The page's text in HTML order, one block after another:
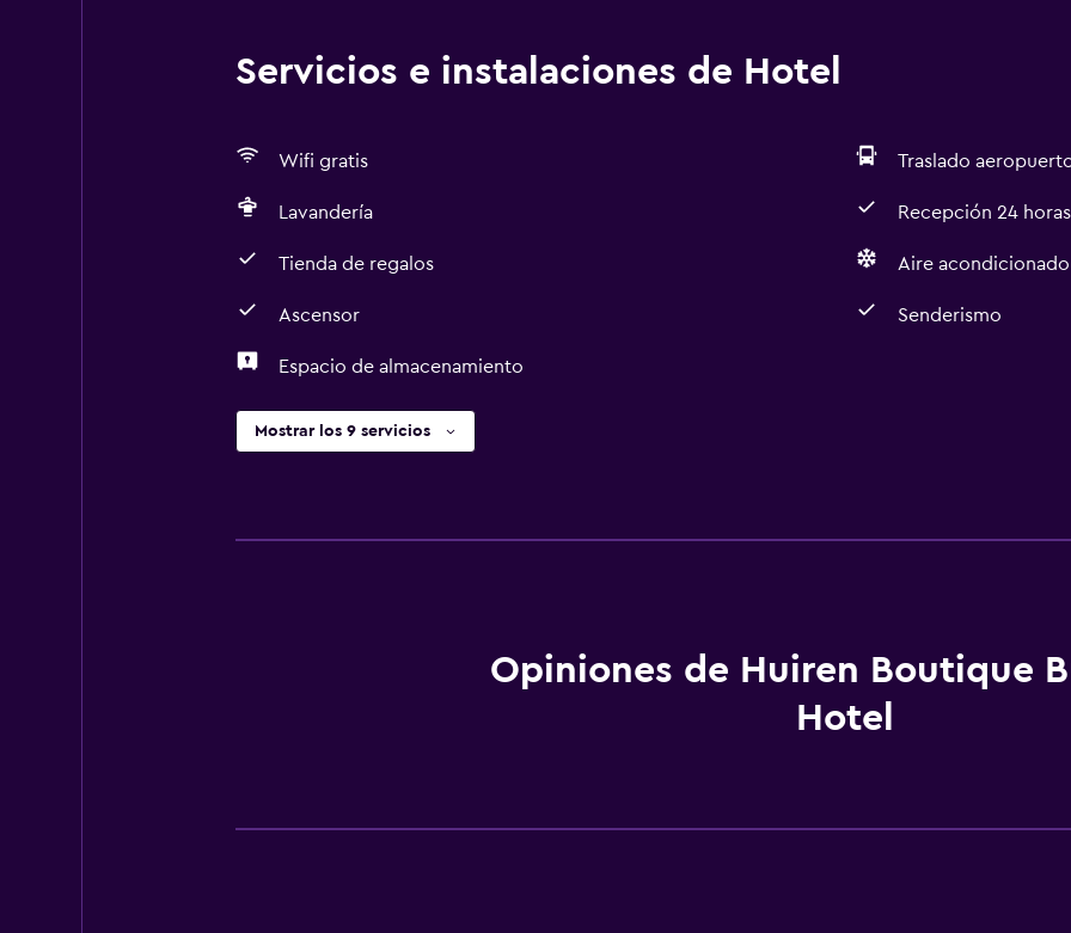
Servicios e instalaciones de Hotel
Wifi gratis Traslado
Lavandería Recepción 24 horas
Tienda de regalos Aire acondicionado
Ascensor Senderismo
Espacio de almacenamiento
Mostrar los 9 servicios
Opiniones de Huiren Boutique
Hotel